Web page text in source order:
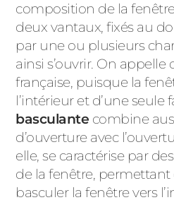
composition de la
deux vantaux, fixés au
par une ou plusieurs
ainsi s’ouvrir. On appelle
française, puisque la
l’intérieur et d’une seule
basculante combine
d’ouverture avec
elle, se caractérise par
de la fenêtre, permettant
basculer la fenêtre vers